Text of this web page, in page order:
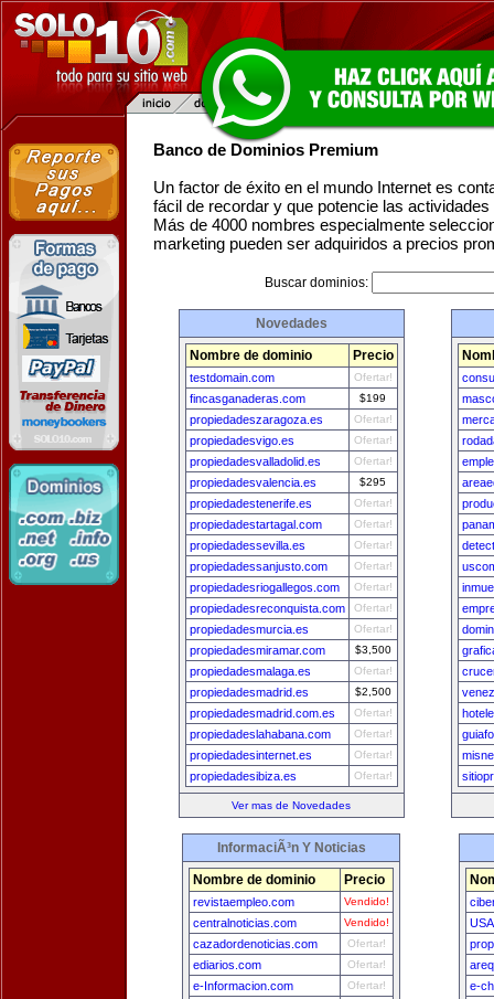
Banco de Dominios Premium
Un factor de éxito en el mundo Internet es
fácil de recordar y que potencie las
Más de 4000 nombres especialmente
marketing pueden ser adquiridos a precios
Buscar dominios:
Novedades
Nombre de dominio Precio
testdomain.com Ofertar!
fincasganaderas.com $199
propiedadeszaragoza.es Ofertar!
propiedadesvigo.es Ofertar!
propiedadesvalladolid.es Ofertar!
propiedadesvalencia.es $295
propiedadestenerife.es Ofertar!
propiedadestartagal.com Ofertar!
propiedadessevilla.es Ofertar!
propiedadessanjusto.com Ofertar!
propiedadesriogallegos.com Ofertar!
propiedadesreconquista.com Ofertar!
propiedadesmurcia.es Ofertar!
propiedadesmiramar.com $3,500
propiedadesmalaga.es Ofertar!
propiedadesmadrid.es $2,500
propiedadesmadrid.com.es Ofertar!
propiedadeslahabana.com Ofertar!
propiedadesinternet.es Ofertar!
propiedadesibiza.es Ofertar!
Ver mas de Novedades
InformaciÃ³n Y Noticias
Nombre de dominio Precio
revistaempleo.com Vendido!
centralnoticias.com Vendido!
cazadordenoticias.com Ofertar!
ediarios.com Ofertar!
e-Informacion.com Ofertar!
e-